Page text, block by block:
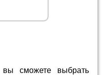
вы сможете выбрать